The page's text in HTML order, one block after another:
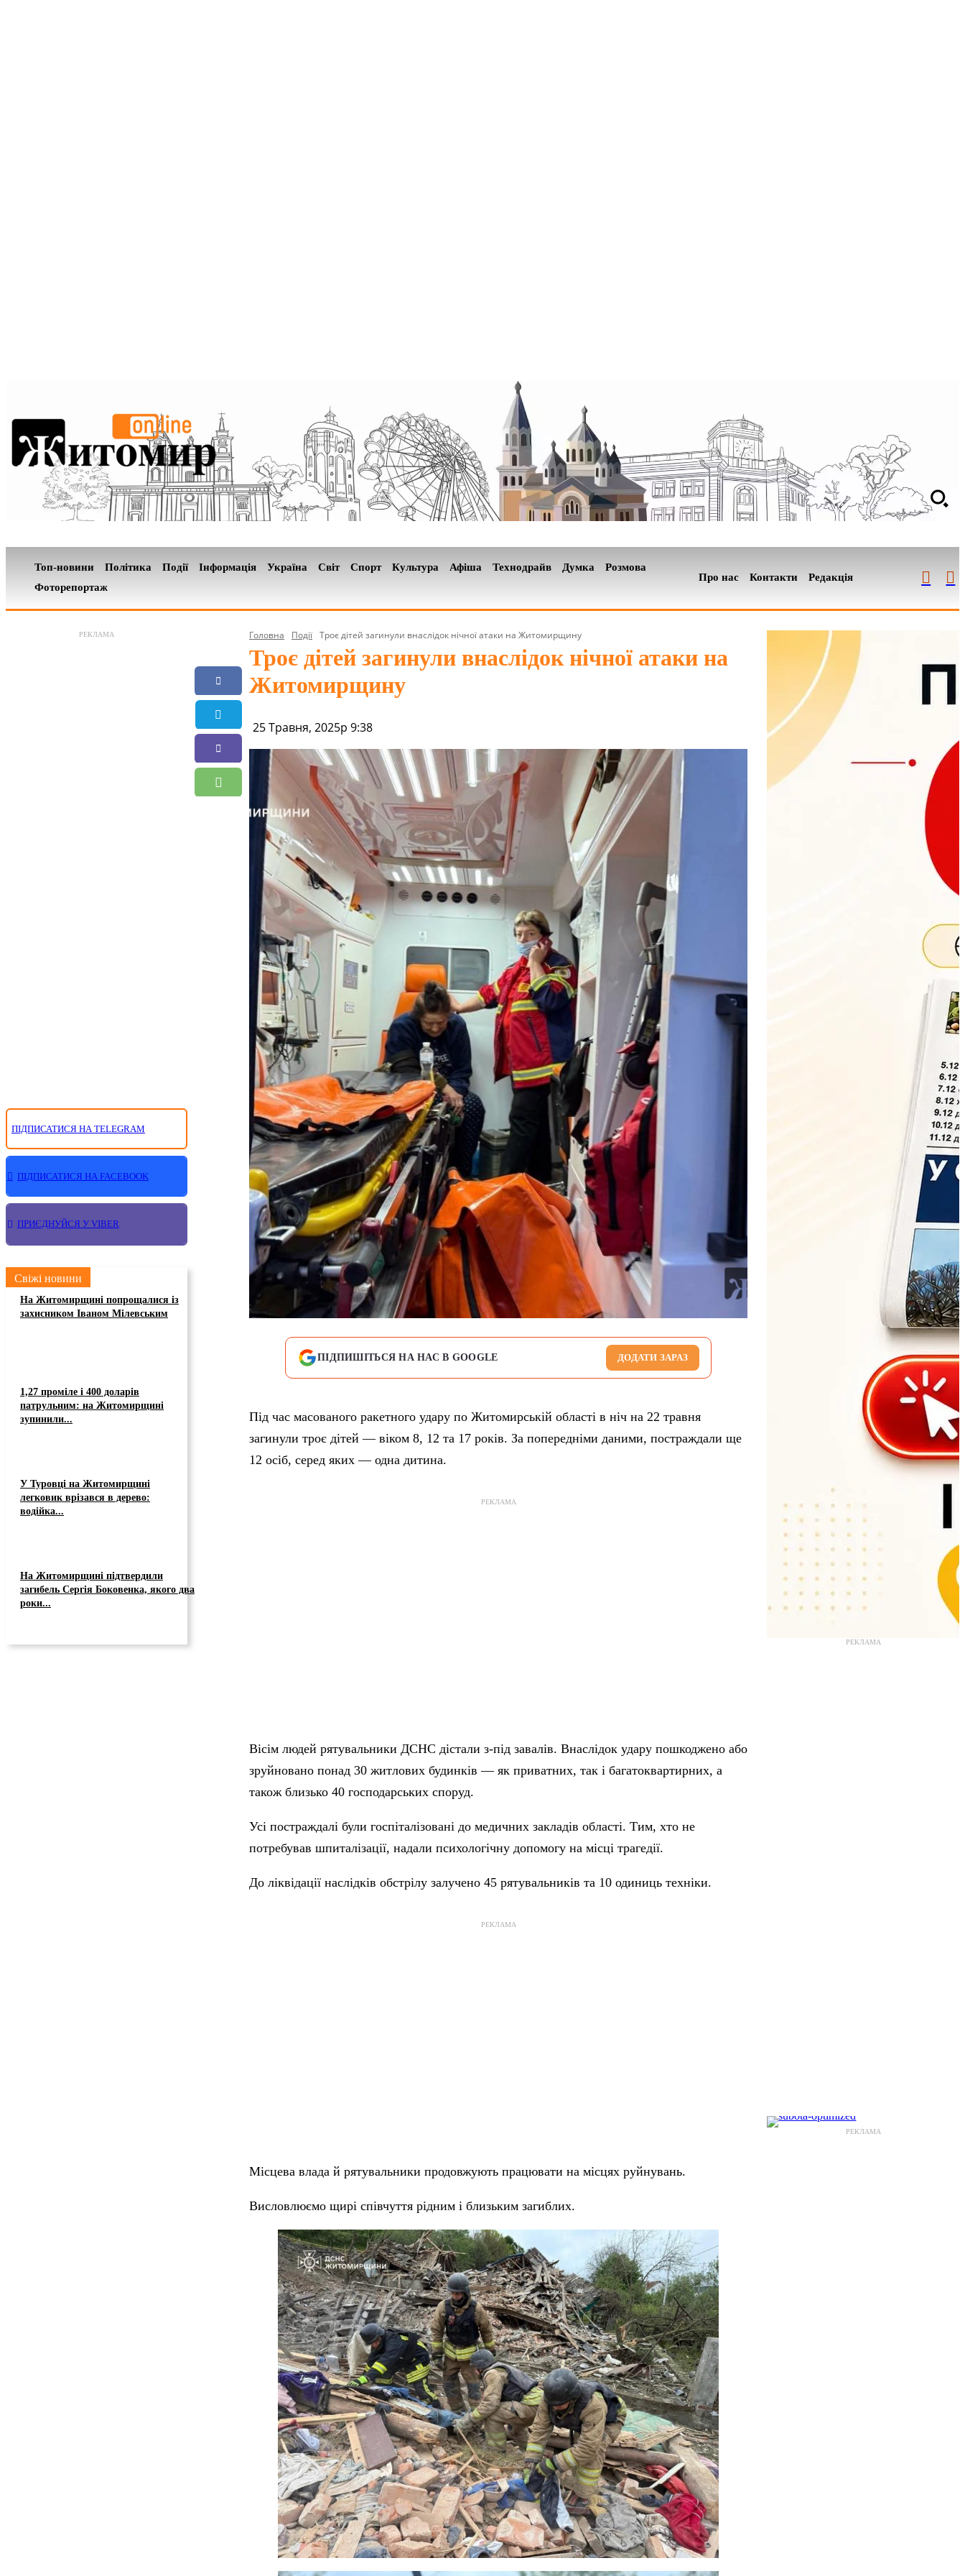
Топ-новини Політика Події Інформація Україна Світ Спорт Культура Афіша Технодрайв Думка
Розмова
Фоторепортаж
Про нас Контакти Редакція
РЕКЛАМА
ПІДПИСАТИСЯ НА TELEGRAM
ПІДПИСАТИСЯ НА FACEBOOK
ПРИЄДНУЙСЯ У VIBER
Свіжі новини
На Житомирщині попрощалися із
захисником Іваном Мілевським
1,27 проміле і 400 доларів
патрульним: на Житомирщині
зупинили...
У Туровці на Житомирщині
легковик врізався в дерево:
водійка...
На Житомирщині підтвердили
загибель Сергія Боковенка, якого два
роки...
Головна Події Троє дітей загинули внаслідок нічної атаки на Житомирщину
Троє дітей загинули внаслідок нічної атаки на
Житомирщину
25 Травня, 2025р 9:38
ПІДПИШІТЬСЯ НА НАС В GOOGLE ДОДАТИ ЗАРАЗ
Під час масованого ракетного удару по Житомирській області в ніч на 22 травня
загинули троє дітей — віком 8, 12 та 17 років. За попередніми даними, постраждали ще
12 осіб, серед яких — одна дитина.
РЕКЛАМА
Вісім людей рятувальники ДСНС дістали з-під завалів. Внаслідок удару пошкоджено або
зруйновано понад 30 житлових будинків — як приватних, так і багатоквартирних, а
також близько 40 господарських споруд.
Усі постраждалі були госпіталізовані до медичних закладів області. Тим, хто не
потребував шпиталізації, надали психологічну допомогу на місці трагедії.
До ліквідації наслідків обстрілу залучено 45 рятувальників та 10 одиниць техніки.
РЕКЛАМА
Місцева влада й рятувальники продовжують працювати на місцях руйнувань.
Висловлюємо щирі співчуття рідним і близьким загиблих.
РЕКЛАМА
РЕКЛАМА